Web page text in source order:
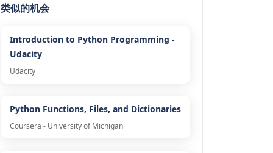
类似的机会
Introduction to Python Programming -
Udacity
Udacity
Python Functions, Files, and Dictionaries
Coursera - University of Michigan